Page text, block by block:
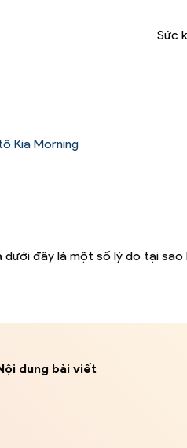
Sức
Kia Morning
dưới đây là một số lý do tại sao
dung bài viết